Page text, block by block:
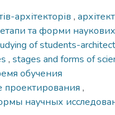
архітекторів ,
етапи та форми наукових
of students-
, stages and forms of
обучения
проектирования ,
научных